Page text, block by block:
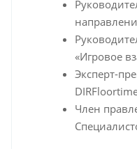
«Игровое
Эксперт-
Член